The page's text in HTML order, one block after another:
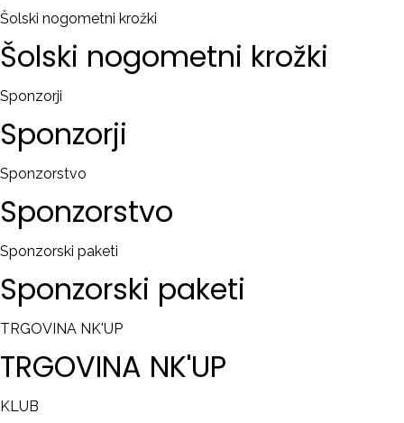
Šolski nogometni krožki
Šolski nogometni krožki
Sponzorji
Sponzorji
Sponzorstvo
Sponzorstvo
Sponzorski paketi
Sponzorski paketi
TRGOVINA NK'UP
TRGOVINA NK'UP
KLUB